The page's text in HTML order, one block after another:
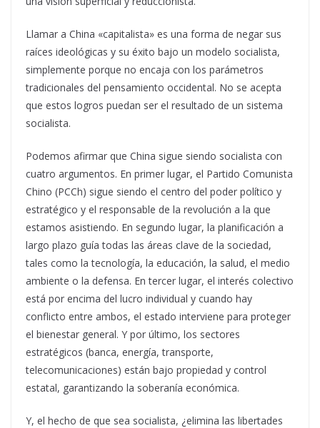
Llamar a China «capitalista» es una forma de negar sus
raíces ideológicas y su éxito bajo un modelo socialista,
simplemente porque no encaja con los parámetros
tradicionales del pensamiento occidental. No se acepta
que estos logros puedan ser el resultado de un sistema
socialista.
Podemos afirmar que China sigue siendo socialista con
cuatro argumentos. En primer lugar, el Partido Comunista
Chino (PCCh) sigue siendo el centro del poder político y
estratégico y el responsable de la revolución a la que
estamos asistiendo. En segundo lugar, la planificación a
largo plazo guía todas las áreas clave de la sociedad,
tales como la tecnología, la educación, la salud, el medio
ambiente o la defensa. En tercer lugar, el interés colectivo
está por encima del lucro individual y cuando hay
conflicto entre ambos, el estado interviene para proteger
el bienestar general. Y por último, los sectores
estratégicos (banca, energía, transporte,
telecomunicaciones) están bajo propiedad y control
estatal, garantizando la soberanía económica.
Y, el hecho de que sea socialista, ¿elimina las libertades